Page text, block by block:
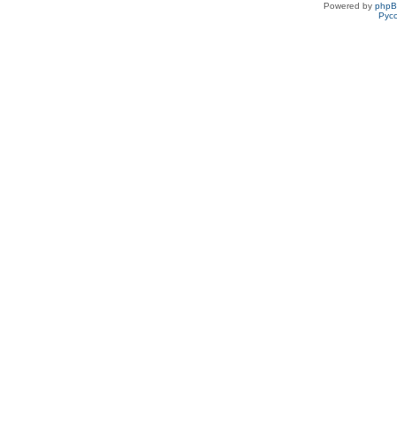
Powered by